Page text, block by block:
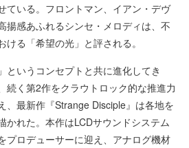
ている。フロントマン、イアン・デヴ
揚感あふれるシンセ・メロディは、不
る「希望の光」と評される。
というコンセプトと共に進化してき
続く第2作をクラウトロック的な推進力
、最新作『Strange Disciple』は各地を
かれた。本作はLCDサウンドシステム
プロデューサーに迎え、アナログ機材